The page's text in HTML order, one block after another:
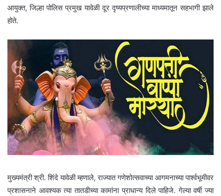
आयुक्त, जिल्हा पोलिस प्रमुख यावेळी दूर दृष्यप्रणालीच्या माध्यमातून सहभागी झाले
होते.
मुख्यमंत्री श्री. शिंदे यावेळी म्हणाले, राज्यात गणेशोत्सवाच्या आगमनाच्या पार्श्वभूमीवर
प्रशासनाने आवश्यक त्या तातडीच्या कामांना प्राधान्य दिले पाहिजे. गेल्या वर्षी ज्या